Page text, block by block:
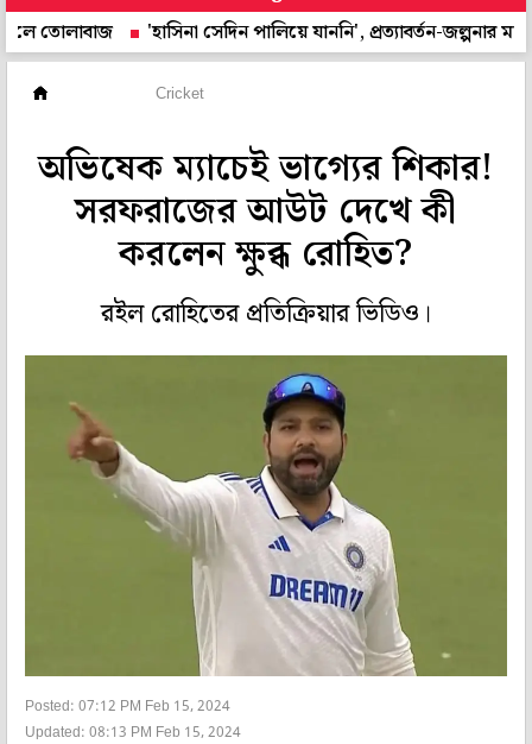
'হাসিনা সেদিন পালিয়ে যাননি', প্রত্যাবর্তন-জল্পনার মাঝে
Cricket
অভিষেক ম্যাচেই ভাগ্যের শিকার!
সরফরাজের আউট দেখে কী
করলেন ক্ষুব্ধ রোহিত?
রইল রোহিতের প্রতিক্রিয়ার ভিডিও।
Posted: 07:12 PM Feb 15, 2024
Updated: 08:13 PM Feb 15, 2024